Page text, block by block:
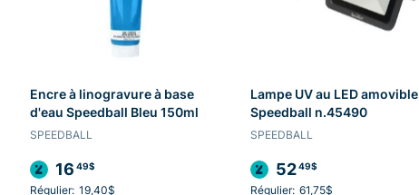
Encre à linogravure à base
d'eau Speedball Bleu 150ml
SPEEDBALL
16 49$
Régulier: 19,40$
Lampe UV au LED amovible
Speedball n.45490
SPEEDBALL
5249$
Régulier: 61,75$